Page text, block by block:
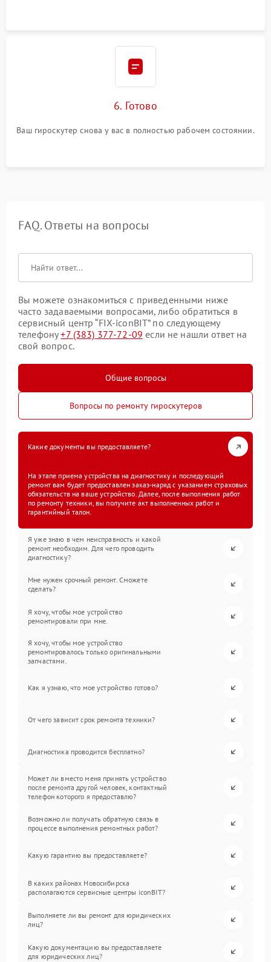
6. Готово
Ваш гироскутер снова у вас в полностью рабочем состоянии.
FAQ. Ответы на вопросы
Вы можете ознакомиться с приведенными ниже
часто задаваемыми вопросами, либо обратиться в
сервисный центр “FIX-iconBIT” по следующему
телефону+7 (383) 377-72-09 если не нашли ответ на
свой вопрос.
Общие вопросы
Вопросы по ремонту гироскутеров
Какие документы вы предоставляете?
На этапе приема устройства на диагностику и последующий
ремонт вам будет предоставлен заказ-наряд с указанием страховых
обязательств на ваше устройство. Далее, после выполнения работ
по ремонту техники, вы получите акт выполненных работ и
гарантийный талон.
Я уже знаю в чем неисправность и какой
ремонт необходим. Для чего проводить
диагностику?
Мне нужен срочный ремонт. Сможете
сделать?
Я хочу, чтобы мое устройство
ремонтировали при мне.
Я хочу, чтобы мое устройство
ремонтировалось только оригинальными
запчастями.
Как я узнаю, что мое устройство готово?
От чего зависит срок ремонта техники?
Диагностика проводится бесплатно?
Может ли вместо меня принять устройство
после ремонта другой человек, контактный
телефон которого я предоставлю?
Возможно ли получать обратную связь в
процессе выполнения ремонтных работ?
Какую гарантию вы предоставляете?
В каких районах Новосибирска
располагаются сервисные центры iconBIT?
Выполняете ли вы ремонт для юридических
лиц?
Какую документацию вы предоставляете
для юридических лиц?